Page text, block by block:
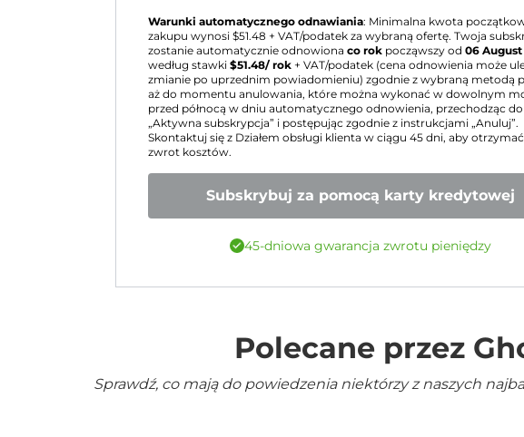
Warunki automatycznego odnawiania: Minimalna kwota
zakupu wynosi $51.48 + VAT/podatek za wybraną ofertę. Twoja
zostanie automatycznie odnowiona co rok począwszy od 06 August
według stawki $51.48/ rok + VAT/podatek (cena odnowienia może
zmianie po uprzednim powiadomieniu) zgodnie z wybraną metodą
aż do momentu anulowania, które można wykonać w dowolnym
przed północą w dniu automatycznego odnowienia, przechodząc
„Aktywna subskrypcja” i postępując zgodnie z instrukcjami „Anuluj”.
Skontaktuj się z Działem obsługi klienta w ciągu 45 dni, aby otrzymać
zwrot kosztów.
Subskrybuj za pomocą karty kredytowej
45-dniowa gwarancja zwrotu pieniędzy
Polecane przez
Sprawdź, co mają do powiedzenia niektórzy z naszych